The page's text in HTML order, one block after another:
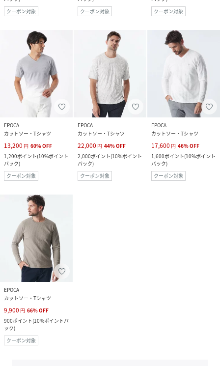
クーポン対象
クーポン対象
クーポン対象
EPOCA
カットソー・Tシャツ
13,200 円 60%OFF
1,200ポイント(10%ポイント
バック)
クーポン対象
EPOCA
カットソー・Tシャツ
22,000 円 44%OFF
2,000ポイント(10%ポイント
バック)
クーポン対象
EPOCA
カットソー・Tシャツ
17,600 円 46%OFF
1,600ポイント(10%ポイント
バック)
クーポン対象
EPOCA
カットソー・Tシャツ
9,900 円 66%OFF
900ポイント(10%ポイントバ
ック)
クーポン対象